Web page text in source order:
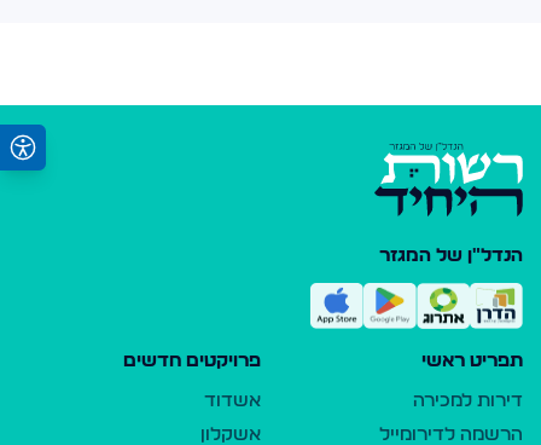
הנדל"ן של המגזר
תפריט ראשי
דירות למכירה
הרשמה לדירומייל
פרויקטים חדשים
אשדוד
אשקלון